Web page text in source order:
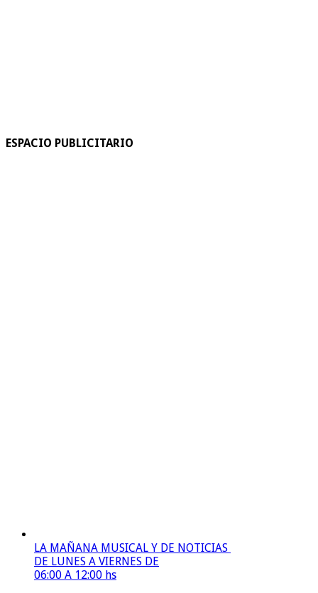
ESPACIO PUBLICITARIO
LA MAÑANA MUSICAL Y DE NOTICIAS
DE LUNES A VIERNES DE
06:00 A 12:00 hs